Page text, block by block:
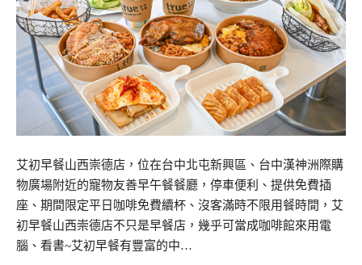
艾初早餐山西崇德店，位在台中北屯新興區、台中漢神洲際購
物廣場附近的寵物友善早午餐餐廳，停車便利、提供免費插
座、期間限定平日咖啡免費續杯、沒客滿時不限用餐時間，艾
初早餐山西崇德店不只是早餐店，幾乎可當成咖啡館來用電
腦、看書~艾初早餐有豐富的中…